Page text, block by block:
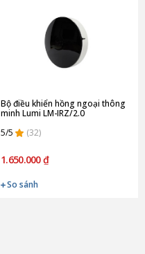
Bộ điều khiển hồng ngoại thông
minh Lumi LM-IRZ/2.0
5/5
(32)
1.650.000 ₫
So sánh